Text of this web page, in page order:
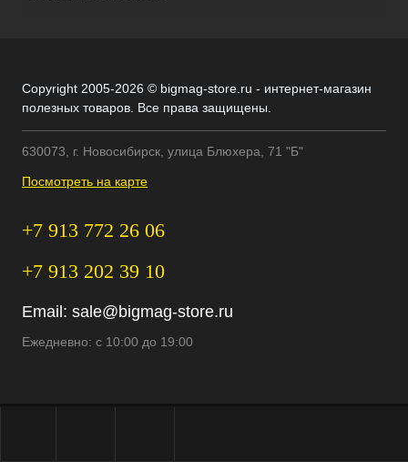
Copyright 2005-2026 © bigmag-store.ru - интернет-магазин
полезных товаров. Все права защищены.
630073, г. Новосибирск, улица Блюхера, 71 "Б"
Посмотреть на карте
+7 913 772 26 06
+7 913 202 39 10
Email: sale@bigmag-store.ru
Ежедневно: с 10:00 до 19:00